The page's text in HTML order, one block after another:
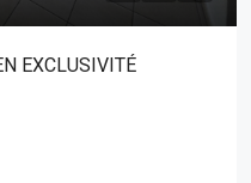
EXCLUSIVITÉ